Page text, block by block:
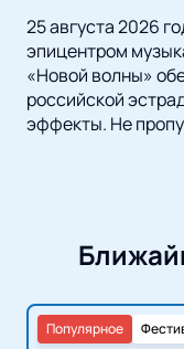
25 августа 2026
эпицентром
«Новой волны»
российской
эффекты. Не
Популярное